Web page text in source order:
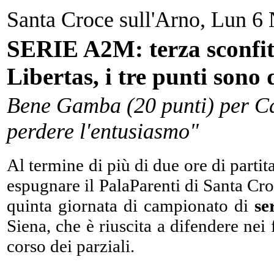
Santa Croce sull'Arno, Lun 6
SERIE A2M: terza
Libertas, i tre punti sono
Bene Gamba (20 punti) per
perdere l'entusiasmo"
Al termine di più di due ore di
espugnare il PalaParenti di Santa
quinta giornata di campionato di
Siena, che è riuscita a difendere
corso dei parziali.